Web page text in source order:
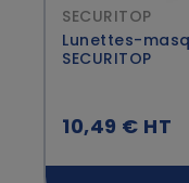
SECURITOP
Lunettes-
SECURITOP
10,49 € HT